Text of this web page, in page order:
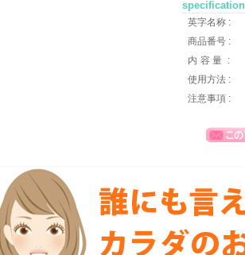
specification
英字名称 :
商品番号 :
内容量 :
使用方法 :
注意事項 :